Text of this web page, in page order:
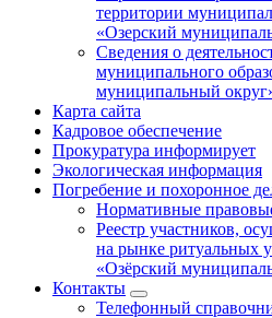
территории
«Озерский
Сведения о
муниципального
муниципальный
Карта сайта
Кадровое обеспечение
Прокуратура информирует
Экологическая информация
Погребение и похоронное
Нормативные
Реестр участников,
на рынке ритуальных
«Озёрский
Контакты
Телефонный